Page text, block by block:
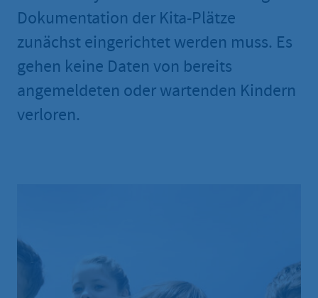
Dokumentation der Kita-Plätze
zunächst eingerichtet werden muss. Es
gehen keine Daten von bereits
angemeldeten oder wartenden Kindern
verloren.